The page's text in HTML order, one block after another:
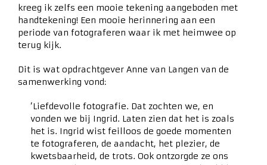
kreeg ik zelfs een mooie tekening aangeboden met
handtekening! Een mooie herinnering aan een
periode van fotograferen waar ik met heimwee op
terug kijk.
Dit is wat opdrachtgever Anne van Langen van de
samenwerking vond:
‘Liefdevolle fotografie. Dat zochten we, en
vonden we bij Ingrid. Laten zien dat het is zoals
het is. Ingrid wist feilloos de goede momenten
te fotograferen, de aandacht, het plezier, de
kwetsbaarheid, de trots. Ook ontzorgde ze ons